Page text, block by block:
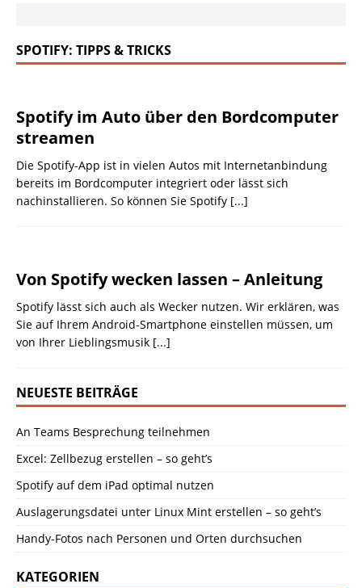
SPOTIFY: TIPPS & TRICKS
Spotify im Auto über den Bordcomputer
streamen
Die Spotify-App ist in vielen Autos mit Internet­anbindung
bereits im Bordcomputer integriert oder lässt sich
nachinstallieren. So können Sie Spotify [...]
Von Spotify wecken lassen – Anleitung
Spotify lässt sich auch als Wecker nutzen. Wir erklären, was
Sie auf Ihrem Android-Smartphone einstellen müssen, um
von Ihrer Lieblingsmusik [...]
NEUESTE BEITRÄGE
An Teams Besprechung teilnehmen
Excel: Zellbezug erstellen – so geht’s
Spotify auf dem iPad optimal nutzen
Auslagerungsdatei unter Linux Mint erstellen – so geht’s
Handy-Fotos nach Personen und Orten durchsuchen
KATEGORIEN